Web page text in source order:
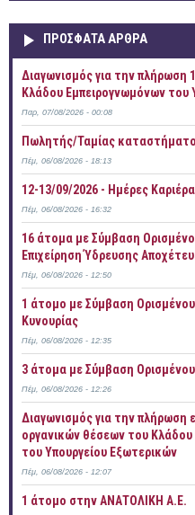
ΠΡOΣΦΑΤΑ AΡΘΡΑ
Διαγωνισμός για την
Κλάδου Εμπειρογνωμόνων του
Παρ, 07/08/2026 - 00:08
Πωλητής/Ταμίας
Πέμ, 06/08/2026 - 18:13
12-13/09/2026 - Ημέρες
Πέμ, 06/08/2026 - 16:32
16 άτομα με Σύμβαση
Επιχείρηση Ύδρευσης
Πέμ, 06/08/2026 - 12:50
1 άτομο με Σύμβαση
Κυνουρίας
Πέμ, 06/08/2026 - 12:35
3 άτομα με Σύμβαση
Πέμ, 06/08/2026 - 12:26
Διαγωνισμός για την πλήρωση
οργανικών θέσεων του Κλάδου
του Υπουργείου Εξωτερικών
Πέμ, 06/08/2026 - 12:07
1 άτομο στην ΑΝΑΤΟΛΙΚΗ Α.Ε.